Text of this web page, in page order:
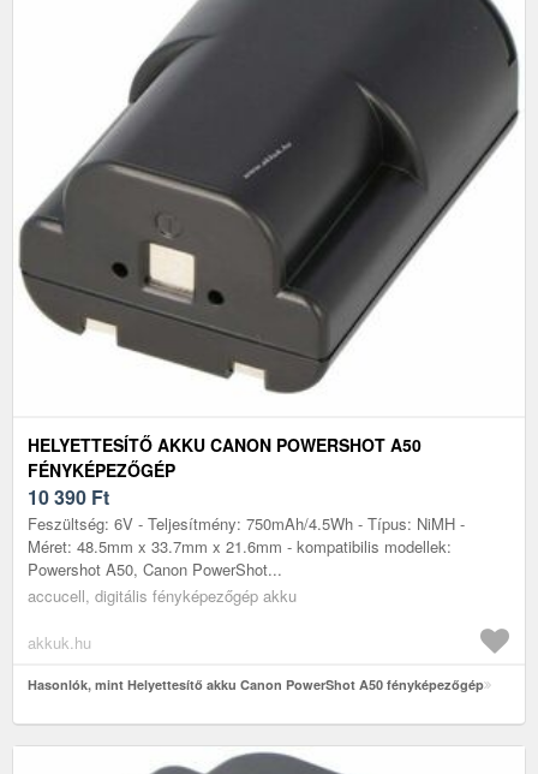
HELYETTESÍTŐ AKKU CANON POWERSHOT A50
FÉNYKÉPEZŐGÉP
10 390 Ft
Feszültség: 6V - Teljesítmény: 750mAh/4.5Wh - Típus: NiMH -
Méret: 48.5mm x 33.7mm x 21.6mm - kompatibilis modellek:
Powershot A50, Canon PowerShot...
accucell, digitális fényképezőgép akku
akkuk.hu
Hasonlók, mint Helyettesítő akku Canon PowerShot A50 fényképezőgép